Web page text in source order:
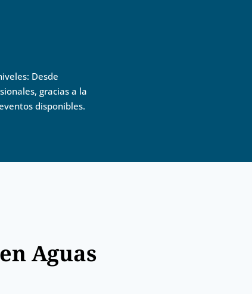
Desde
gracias a la
disponibles.
Aguas